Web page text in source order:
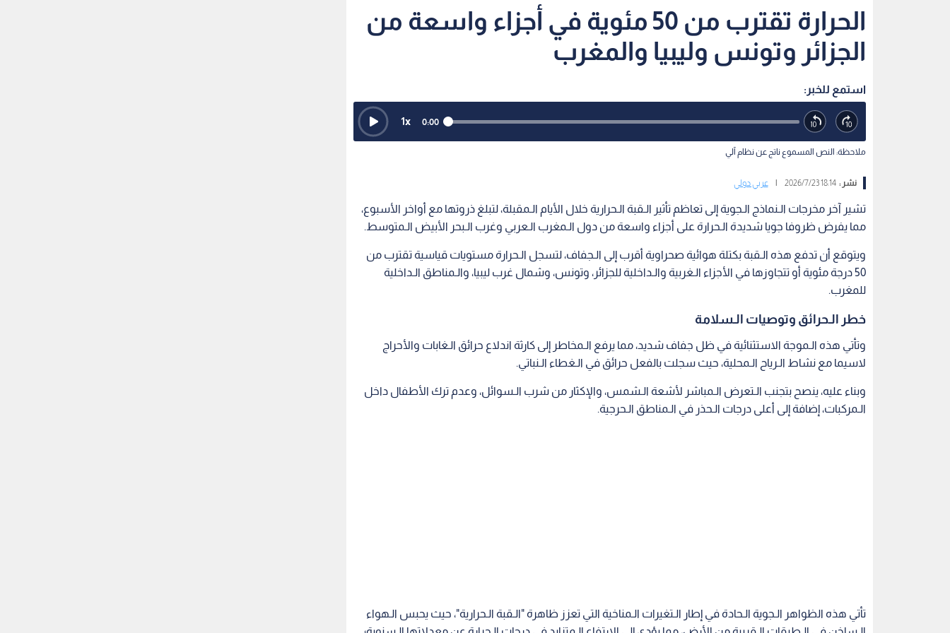
الحرارة تقترب من 50 مئوية في أجزاء واسعة من
الجزائر وتونس وليبيا والمغرب
استمع للخبر:
0:00
1x
ملاحظة: النص المسموع ناتج عن نظام آلي
نشر :18:14 2026/7/23 عربي دولي
تشير آخر مخرجات الـنماذج الـجوية إلى تعاظم تأثير الـقبة الـحرارية خلال الأيام الـمقبلة، لتبلغ ذروتها مع أواخر الأسبوع،
مما يفرض ظروفا جويا شديدة الـحرارة على أجزاء واسعة من دول الـمغرب الـعربي وغرب الـبحر الأبيض الـمتوسط.
ويتوقع أن تدفع هذه الـقبة بكتلة هوائية صحراوية أقرب إلى الـجفاف، لتسجل الـحرارة مستويات قياسية تقترب من
50 درجة مئوية أو تتجاوزها في الأجزاء الـغربية والـداخلية للجزائر، وتونس، وشمال غرب ليبيا، والـمناطق الـداخلية
للمغرب.
خطر الـحرائق وتوصيات الـسلامة
وتأتي هذه الـموجة الاستثنائية في ظل جفاف شديد، مما يرفع الـمخاطر إلى كارثة اندلاع حرائق الـغابات والأحراج
لاسيما مع نشاط الـرياح الـمحلية، حيث سجلت بالفعل حرائق في الـغطاء الـنباتي.
وبناء عليه، ينصح بتجنب الـتعرض الـمباشر لأشعة الـشمس، والإكثار من شرب الـسوائل، وعدم ترك الأطفال داخل
الـمركبات، إضافة إلى أعلى درجات الـحذر في الـمناطق الـحرجية.
تأتي هذه الظواهر الـجوية الـحادة في إطار الـتغيرات الـمناخية التي تعزز ظاهرة "الـقبة الـحرارية"، حيث يحبس الـهواء